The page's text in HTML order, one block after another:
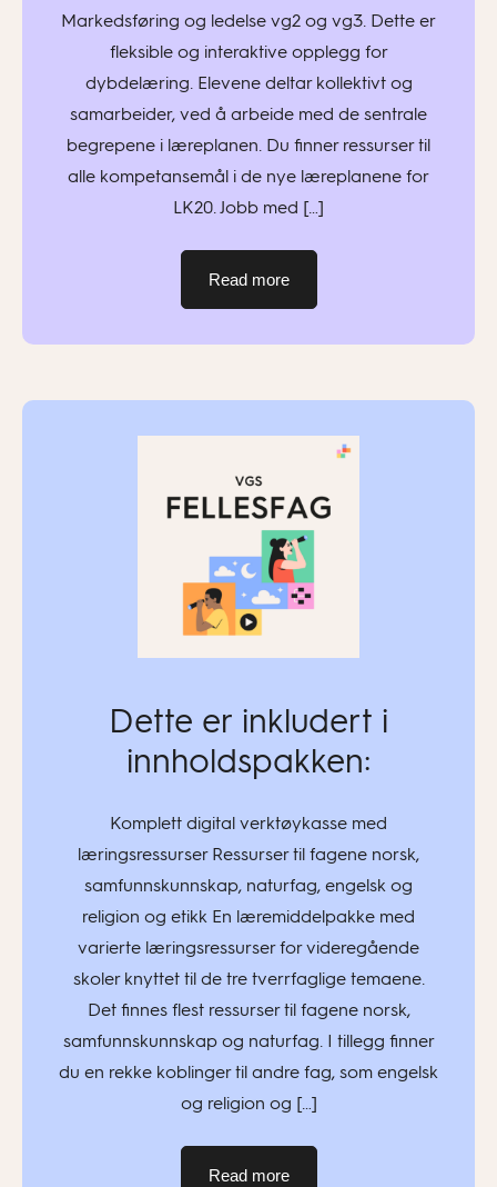
Markedsføring og ledelse vg2 og vg3. Dette er
fleksible og interaktive opplegg for
dybdelæring. Elevene deltar kollektivt og
samarbeider, ved å arbeide med de sentrale
begrepene i læreplanen. Du finner ressurser til
alle kompetansemål i de nye læreplanene for
LK20. Jobb med […]
Read more
Dette er inkludert i
innholdspakken:
Komplett digital verktøykasse med
læringsressurser Ressurser til fagene norsk,
samfunnskunnskap, naturfag, engelsk og
religion og etikk En læremiddelpakke med
varierte læringsressurser for videregående
skoler knyttet til de tre tverrfaglige temaene.
Det finnes flest ressurser til fagene norsk,
samfunnskunnskap og naturfag. I tillegg finner
du en rekke koblinger til andre fag, som engelsk
og religion og […]
Read more